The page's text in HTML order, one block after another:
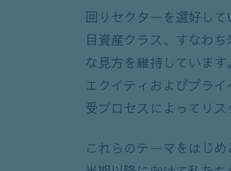
回りセクターを選好し
目資産クラス、すなわ
な見方を維持していま
エクイティおよびプラ
受プロセスによってリス
これらのテーマをはじ